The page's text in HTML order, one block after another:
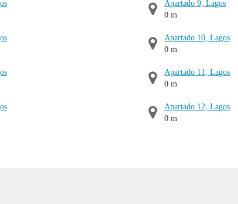
Apartado 9, Lagos
0 m
Apartado 10, Lagos
0 m
Apartado 11, Lagos
0 m
Apartado 12, Lagos
0 m